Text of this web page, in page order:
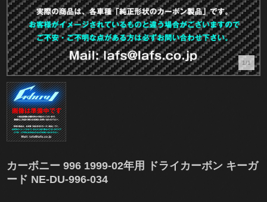
1/1
カーボニー 996 1999-02年用 ドライカーボン キーガ
ード NE-DU-996-034